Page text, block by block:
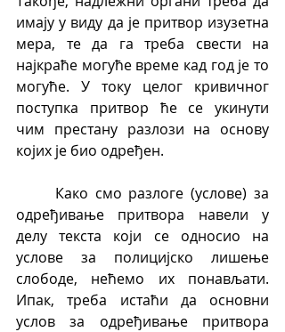
имају у виду да је притвор изузетна
мера, те да га треба свести на
најкраће могуће време кад год је то
могуће. У току целог кривичног
поступка притвор ће се укинути
чим престану разлози на основу
којих је био одређен.
одређивање притвора навели у
делу текста који се односио на
услове за полицијско лишење
слободе, нећемо их понављати.
Ипак, треба истаћи да основни
услов за одређивање притвора